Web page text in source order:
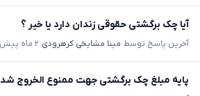
آیا چک برگشتی حقوقی زندان دارد یا خیر ؟
آخرین پاسخ توسط مینا مشایخی کرهرودی ۲ ماه پیش
پایه مبلغ چک برگشتی جهت ممنوع الخروج